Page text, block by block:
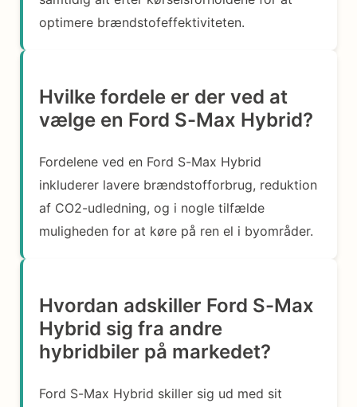
optimere brændstofeffektiviteten.
Hvilke fordele er der ved at
vælge en Ford S-Max Hybrid?
Fordelene ved en Ford S-Max Hybrid
inkluderer lavere brændstofforbrug, reduktion
af CO2-udledning, og i nogle tilfælde
muligheden for at køre på ren el i byområder.
Hvordan adskiller Ford S-Max
Hybrid sig fra andre
hybridbiler på markedet?
Ford S-Max Hybrid skiller sig ud med sit